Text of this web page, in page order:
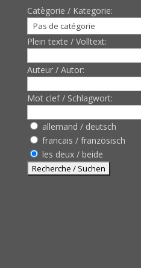
Catègorie / Kategorie:
Plein texte / Volltext:
Auteur / Autor:
Mot clef / Schlagwort:
allemand / deutsch
francais / französisch
les deux / beide